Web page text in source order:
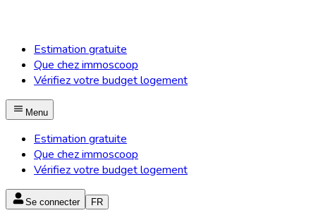
Estimation gratuite
Que chez immoscoop
Vérifiez votre budget logement
Menu
Estimation gratuite
Que chez immoscoop
Vérifiez votre budget logement
Se connecter FR